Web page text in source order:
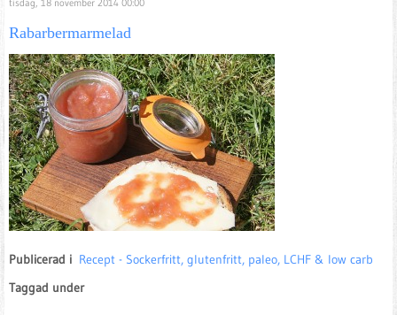
tisdag, 18 november 2014 00:00
Rabarbermarmelad
Publicerad i Recept - Sockerfritt, glutenfritt, paleo, LCHF & low carb
Taggad under